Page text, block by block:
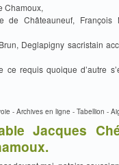
Chamoux,
de Châteauneuf, François
Deglapigny sacristain
requis quoique d’autre
- Archives en ligne - Tabellion -
Jacques